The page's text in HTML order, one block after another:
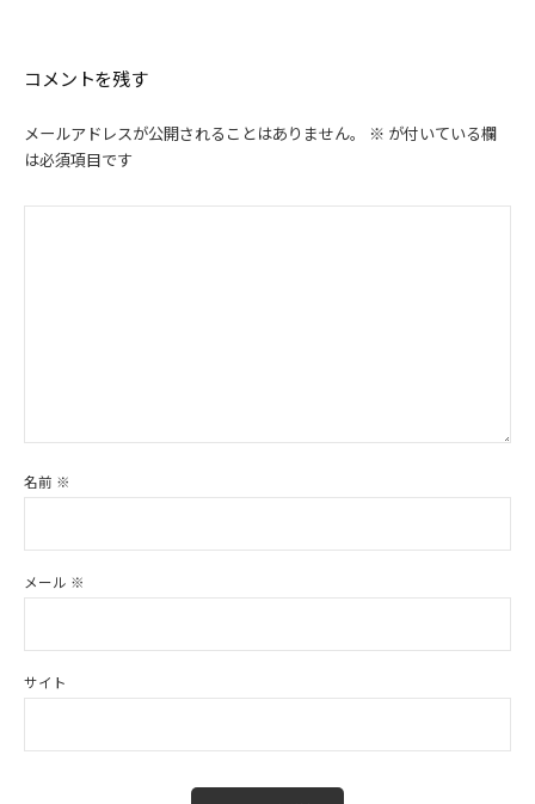
ン
コメントを残す
メールアドレスが公開されることはありません。 ※ が付いている欄
は必須項目です
名前 ※
メール ※
サイト